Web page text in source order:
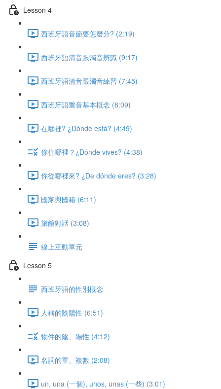
Lesson 4
西班牙語音節要怎麼分? (2:19)
西班牙語清音跟濁音辨識 (9:17)
西班牙語清音跟濁音練習 (7:45)
西班牙語重音基本概念 (8:09)
在哪裡? ¿Dónde está? (4:49)
你住哪裡？¿Dónde vives? (4:38)
你從哪裡來? ¿De dónde eres? (3:28)
國家與國籍 (6:11)
旅館對話 (3:08)
線上互動單元
Lesson 5
西班牙語的性別概念
人稱的陰陽性 (6:51)
物件的陰、陽性 (4:12)
名詞的單、複數 (2:08)
un, una (一個), unos, unas (一些) (3:01)